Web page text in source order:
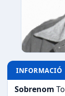
INFORMACIÓ
Sobrenom